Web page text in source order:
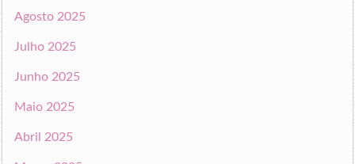
Agosto 2025
Julho 2025
Junho 2025
Maio 2025
Abril 2025